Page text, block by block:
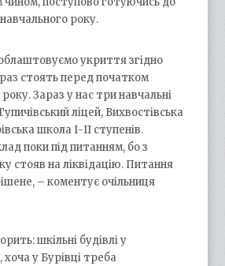
року.
укриття згідно
стоять перед початком
Зараз у нас три навчальні
ліцей, Вихвостівська
школа І-ІІ ступенів.
поки під питанням, бо з
стояв на ліквідацію. Питання
– коментує очільниця
шкільні будівлі у
у Бурівці треба